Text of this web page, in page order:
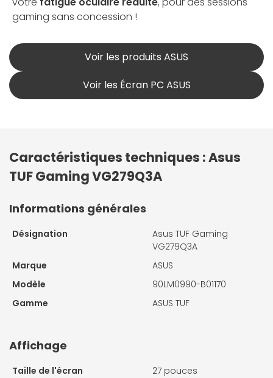
gaming sans concession !
Voir les produits ASUS
Voir les Écran PC ASUS
Caractéristiques techniques : Asus
TUF Gaming VG279Q3A
Informations générales
Désignation
Asus TUF Gaming
VG279Q3A
Marque
ASUS
Modèle
90LM0990-B01170
Gamme
ASUS TUF
Affichage
Taille de l'écran
27 pouces